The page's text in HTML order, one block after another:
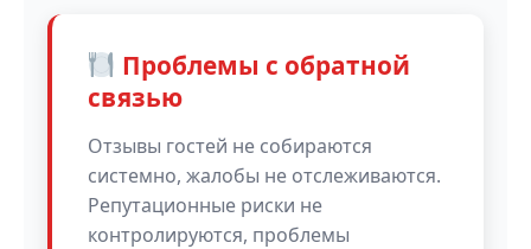
Проблемы с обратной
связью
Отзывы гостей не собираются
системно, жалобы не отслеживаются.
Репутационные риски не
контролируются, проблемы